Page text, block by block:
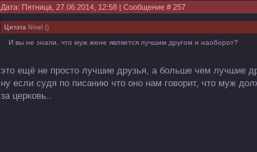
Дата: Пятница, 27.06.2014, 12:58 | Сообщение # 257
Цитата Ninel ()
И вы не знали, что муж жене является лучшим другом и наоборот?
это ещё не просто лучшие друзья, а больше чем лучшие
ну если судя по писанию что оно нам говорит, что муж
за церковь..